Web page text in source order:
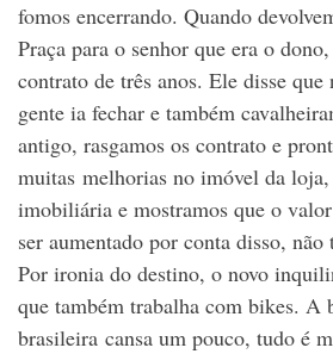
fomos encerrando. Quando
Praça para o senhor que era o
contrato de três anos. Ele disse que
gente ia fechar e também
antigo, rasgamos os contrato e
muitas melhorias no imóvel da
imobiliária e mostramos que o
ser aumentado por conta disso,
Por ironia do destino, o novo
que também trabalha com bikes. A
brasileira cansa um pouco, tudo é